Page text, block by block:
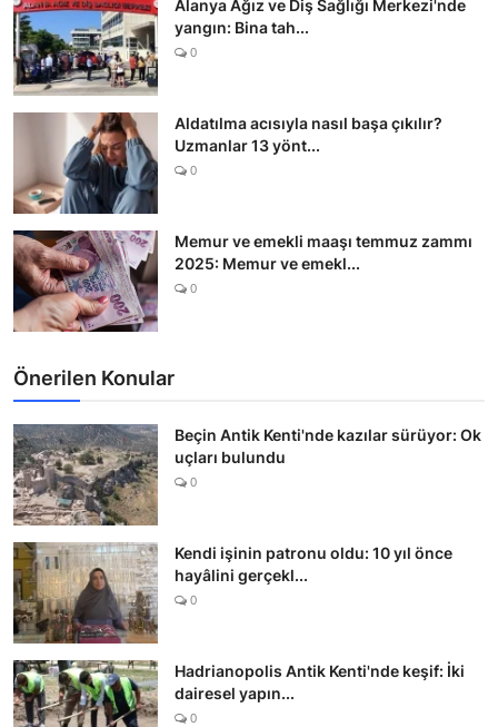
Alanya Ağız ve Diş Sağlığı Merkezi'nde
yangın: Bina tah...
0
Aldatılma acısıyla nasıl başa çıkılır?
Uzmanlar 13 yönt...
0
Memur ve emekli maaşı temmuz zammı
2025: Memur ve emekl...
0
Önerilen Konular
Beçin Antik Kenti'nde kazılar sürüyor: Ok
uçları bulundu
0
Kendi işinin patronu oldu: 10 yıl önce
hayâlini gerçekl...
0
Hadrianopolis Antik Kenti'nde keşif: İki
dairesel yapın...
0